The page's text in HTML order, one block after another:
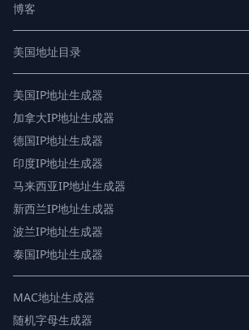
博客
美国地址目录
美国IP地址生成器
加拿大IP地址生成器
德国IP地址生成器
印度IP地址生成器
马来西亚IP地址生成器
新西兰IP地址生成器
波兰IP地址生成器
泰国IP地址生成器
MAC地址生成器
随机字母生成器